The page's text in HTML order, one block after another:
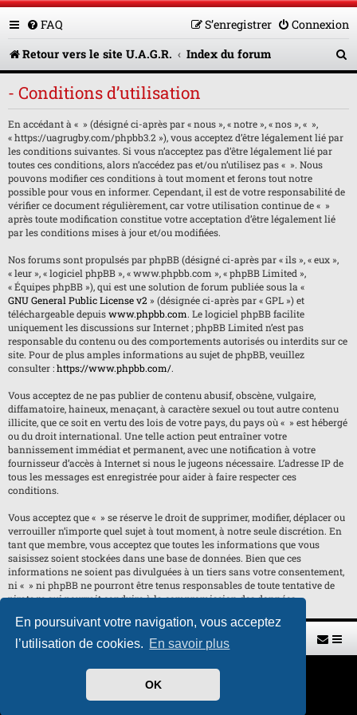
En poursuivant votre navigation, vous acceptez
l’utilisation de cookies. En savoir plus
OK
FAQ Connexion
S’enregistrer
Retour vers le site U.A.G.R.
Index du forum
e
- Conditions d’utilisation
En accédant à « » (désigné ci-après par « nous », « notre », « nos », « »,
« https://uagrugby.com/phpbb3.2 »), vous acceptez d’être légalement lié par
les conditions suivantes. Si vous n’acceptez pas d’être légalement lié par
toutes ces conditions, alors n’accédez pas et/ou n’utilisez pas « ». Nous
pouvons modifier ces conditions à tout moment et ferons tout notre
possible pour vous en informer. Cependant, il est de votre responsabilité de
vérifier ce document régulièrement, car votre utilisation continue de « »
après toute modification constitue votre acceptation d’être légalement lié
par les conditions mises à jour et/ou modifiées.
Nos forums sont propulsés par phpBB (désigné ci-après par « ils », « eux »,
« leur », « logiciel phpBB », « www.phpbb.com », « phpBB Limited »,
« Équipes phpBB »), qui est une solution de forum publiée sous la «
GNU General Public License v2 » (désignée ci-après par « GPL ») et
téléchargeable depuiswww.phpbb.com. Le logiciel phpBB facilite
uniquement les discussions sur Internet ; phpBB Limited n’est pas
responsable du contenu ou des comportements autorisés ou interdits sur ce
site. Pour de plus amples informations au sujet de phpBB, veuillez
consulter :https://www.phpbb.com/.
Vous acceptez de ne pas publier de contenu abusif, obscène, vulgaire,
diffamatoire, haineux, menaçant, à caractère sexuel ou tout autre contenu
illicite, que ce soit en vertu des lois de votre pays, du pays où « » est hébergé
ou du droit international. Une telle action peut entraîner votre
bannissement immédiat et permanent, avec une notification à votre
fournisseur d’accès à Internet si nous le jugeons nécessaire. L’adresse IP de
tous les messages est enregistrée pour aider à faire respecter ces
conditions.
Vous acceptez que « » se réserve le droit de supprimer, modifier, déplacer ou
verrouiller n’importe quel sujet à tout moment, à notre seule discrétion. En
tant que membre, vous acceptez que toutes les informations que vous
saisissez soient stockées dans une base de données. Bien que ces
informations ne soient pas divulguées à un tiers sans votre consentement,
ni « » ni phpBB ne pourront être tenus responsables de toute tentative de
piratage qui pourrait conduire à la compromission des données.
Retour vers le site U.A.G.R. Index du forum
Développé parphpBB® Forum Software © phpBB Limited
Traduit par
Style parH. DREUILHE avec l'aide de CABOT